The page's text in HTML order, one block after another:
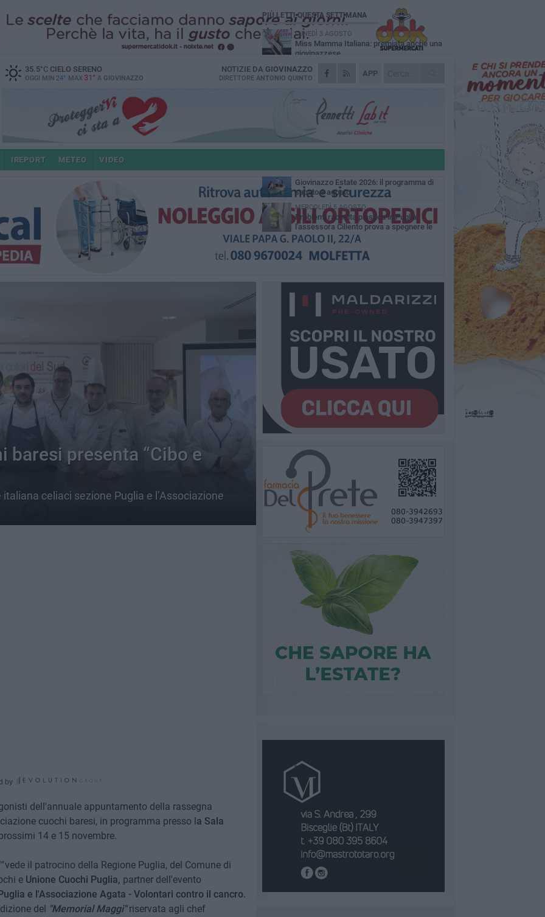
35.5°CCIELO SERENO
OGGI MIN 24° MAX 31° A GIOVINAZZO
APP
NOTIZIE DA GIOVINAZZO
DIRETTORE ANTONIO QUINTO
IREPORT METEO VIDEO
baresi presenta “Cibo e
celiaci sezione Puglia e l’Associazione
by
dell'annuale appuntamento della rassegna
cuochi baresi, in programma presso la Sala
14 e 15 novembre.
vede il patrocino della Regione Puglia, del Comune di
e Unione Cuochi Puglia, partner dell'evento
e l'Associazione Agata - Volontari contro il cancro.
del "Memorial Maggi"riservata agli chef
PIÙ LETTI QUESTA SETTIMANA
LUNEDÌ 3 AGOSTO
Miss Mamma Italiana: premiata anche una
giovinazzese
VENERDÌ 7 AGOSTO
A Giovinazzo c'è il Concerto all'Alba
MARTEDÌ 4 AGOSTO
Liquidi oleosi sul litorale di Giovinazzo,
rimossa macchia di idrocarburi
GIOVEDÌ 6 AGOSTO
Lavori sul litorale, gli aggiornamenti del
SABATO 8 AGOSTO
Giovinazzo Estate 2026: il programma di
sabato 8 agosto
MERCOLEDÌ 5 AGOSTO
Problemi raccolta plastica in Puglia:
l'assessora Ciliento prova a spegnere le
polemiche